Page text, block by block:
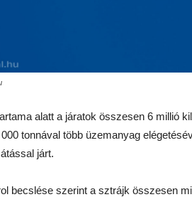
alatt a járatok összesen 6 millió
tonnával több üzemanyag
járt.
becslése szerint a sztrájk összesen